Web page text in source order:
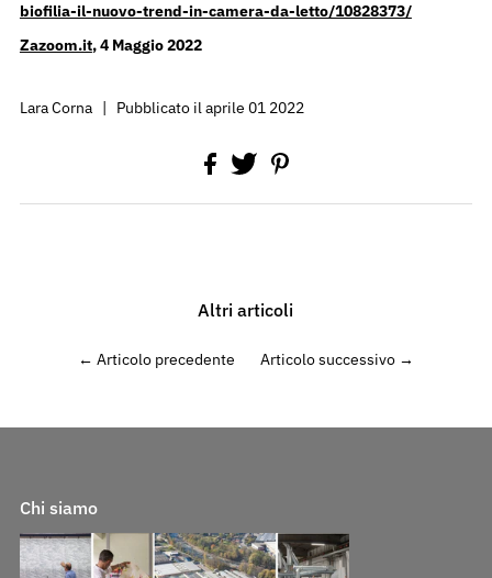
biofilia-il-nuovo-trend-in-camera-da-letto/10828373/
Zazoom.it, 4 Maggio 2022
Lara Corna | Pubblicato il aprile 01 2022
Altri articoli
← Articolo precedente Articolo successivo→
Chi siamo